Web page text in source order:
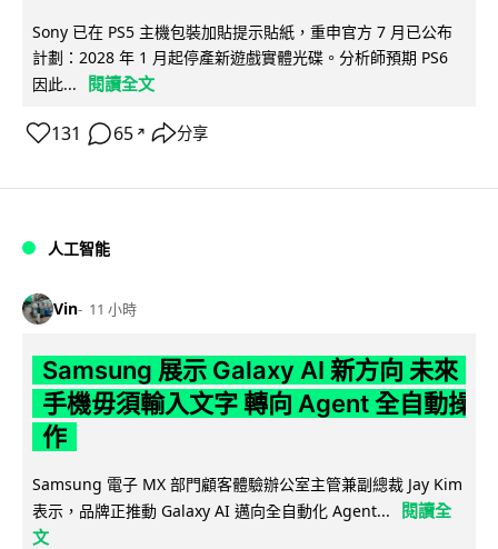
Sony 已在 PS5 主機包裝加貼提示貼紙，重申官方 7 月已公布
計劃：2028 年 1 月起停產新遊戲實體光碟。分析師預期 PS6
因此...
閱讀全文
131 65 ↗ 分享
人工智能
Vin 11 小時
Samsung 展示 Galaxy AI 新方向 未來
手機毋須輸入文字 轉向 Agent 全自動操
作
Samsung 電子 MX 部門顧客體驗辦公室主管兼副總裁 Jay Kim
表示，品牌正推動 Galaxy AI 邁向全自動化 Agent...
閱讀全
文